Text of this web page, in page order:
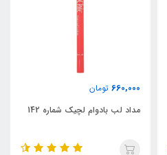
660,000 تومان
مداد لب بادوام لچیک شماره 142